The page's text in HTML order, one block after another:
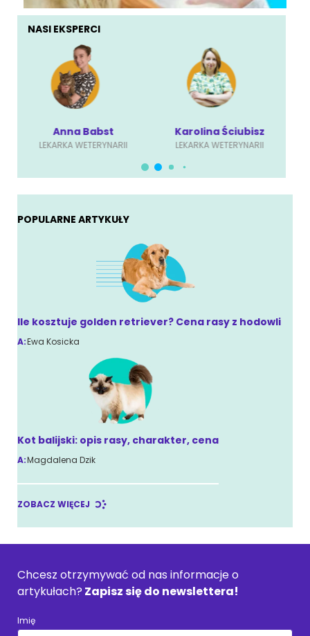
NASI EKSPERCI
Anna Babst
LEKARKA WETERYNARII
Karolina Ściubisz
LEKARKA WETERYNARII
POPULARNE ARTYKUŁY
Ile kosztuje golden retriever? Cena rasy z hodowli
A:Ewa Kosicka
Kot balijski: opis rasy, charakter, cena
A:Magdalena Dzik
ZOBACZ WIĘCEJ
Chcesz otrzymywać od nas informacje o
artykułach? Zapisz się do newslettera!
Imię